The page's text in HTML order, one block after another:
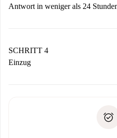
Vermieter zustimmt.
Antwort in weniger als 24
stellen den Kontakt her.
Wenn der Vermieter
SCHRITT 4
Einzug